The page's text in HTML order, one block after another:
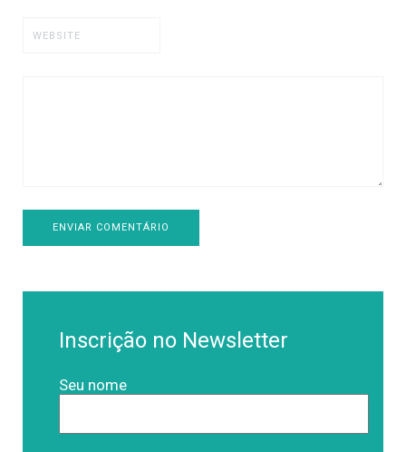
ENVIAR COMENTÁRIO
Inscrição no Newsletter
Seu nome